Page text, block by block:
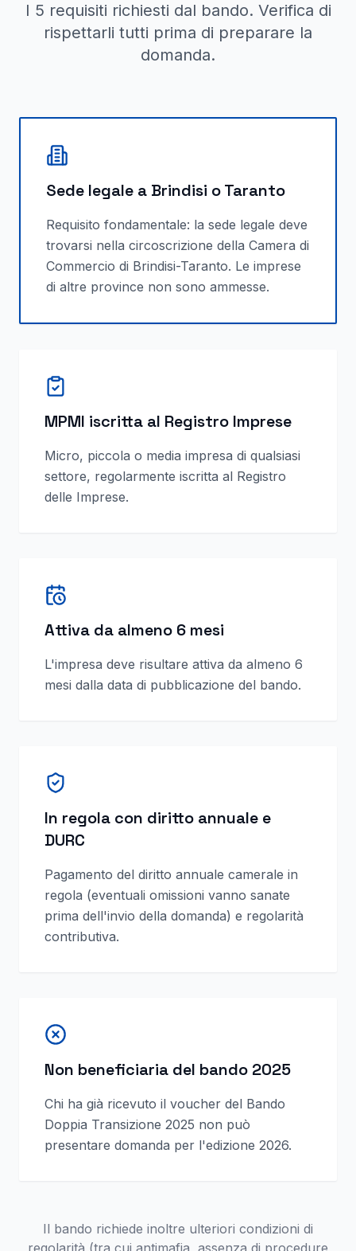
I 5 requisiti richiesti dal bando. Verifica di
rispettarli tutti prima di preparare la
domanda.
Sede legale a Brindisi o Taranto
Requisito fondamentale: la sede legale deve
trovarsi nella circoscrizione della Camera di
Commercio di Brindisi-Taranto. Le imprese
di altre province non sono ammesse.
MPMI iscritta al Registro Imprese
Micro, piccola o media impresa di qualsiasi
settore, regolarmente iscritta al Registro
delle Imprese.
Attiva da almeno 6 mesi
L'impresa deve risultare attiva da almeno 6
mesi dalla data di pubblicazione del bando.
In regola con diritto annuale e
DURC
Pagamento del diritto annuale camerale in
regola (eventuali omissioni vanno sanate
prima dell'invio della domanda) e regolarità
contributiva.
Non beneficiaria del bando 2025
Chi ha già ricevuto il voucher del Bando
Doppia Transizione 2025 non può
presentare domanda per l'edizione 2026.
Il bando richiede inoltre ulteriori condizioni di
regolarità (tra cui antimafia, assenza di procedure